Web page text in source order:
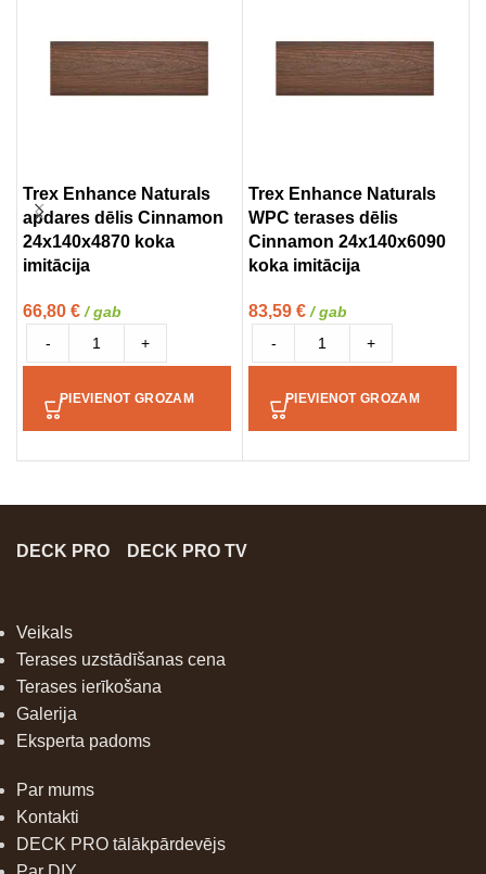
Trex Enhance Naturals
apdares dēlis Cinnamon
24x140x4870 koka
imitācija
66,80 € / gab
-
+
PIEVIENOT GROZAM
Trex Enhance Naturals
WPC terases dēlis
Cinnamon 24x140x6090
koka imitācija
83,59 € / gab
-
+
PIEVIENOT GROZAM
DECK PRO DECK PRO TV
Veikals
Terases uzstādīšanas cena
Terases ierīkošana
Galerija
Eksperta padoms
Par mums
Kontakti
DECK PRO tālākpārdevējs